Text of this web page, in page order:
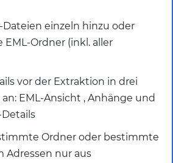
Dateien einzeln hinzu oder
EML-Ordner (inkl. aller
vor der Extraktion in drei
EML-Ansicht , Anhänge und
Details
Ordner oder bestimmte
Adressen nur aus